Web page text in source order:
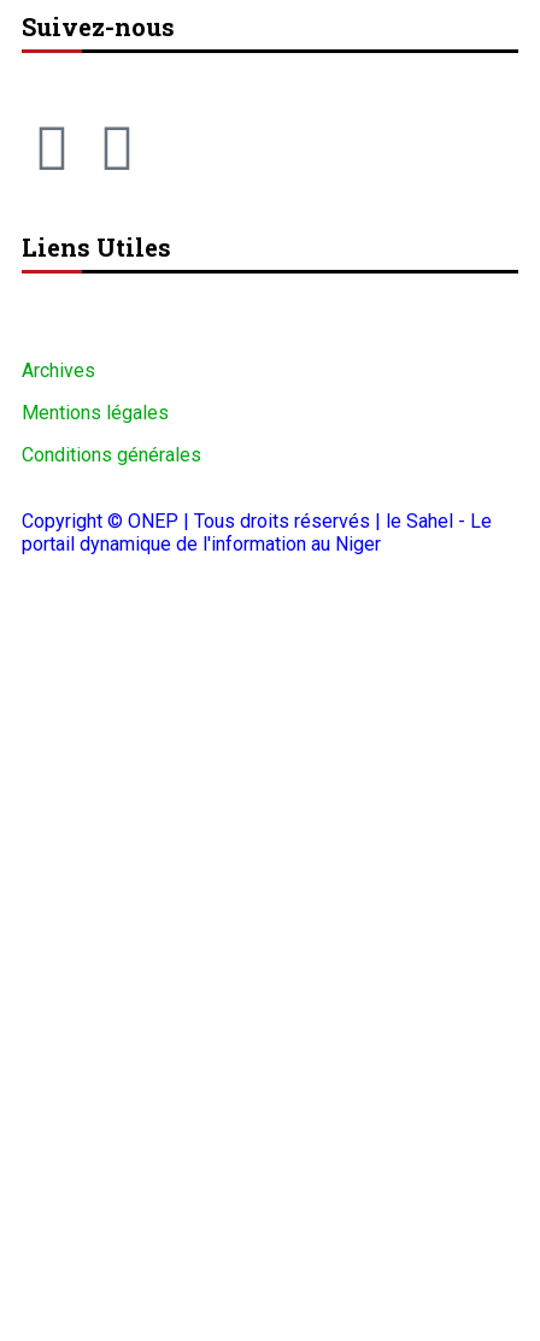
Suivez-nous
Liens Utiles
Archives
Mentions légales
Conditions générales
Copyright © ONEP | Tous droits réservés | le Sahel - Le
portail dynamique de l'information au Niger